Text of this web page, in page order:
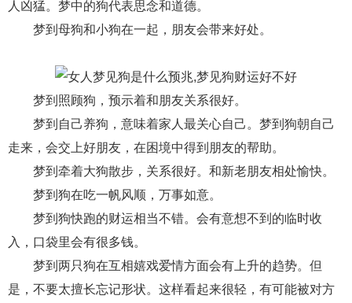
人凶猛。梦中的狗代表思念和道德。
梦到母狗和小狗在一起，朋友会带来好处。
梦到照顾狗，预示着和朋友关系很好。
梦到自己养狗，意味着家人最关心自己。梦到狗朝自己
走来，会交上好朋友，在困境中得到朋友的帮助。
梦到牵着大狗散步，关系很好。和新老朋友相处愉快。
梦到狗在吃一帆风顺，万事如意。
梦到狗快跑的财运相当不错。会有意想不到的临时收
入，口袋里会有很多钱。
梦到两只狗在互相嬉戏爱情方面会有上升的趋势。但
是，不要太擅长忘记形状。这样看起来很轻，有可能被对方